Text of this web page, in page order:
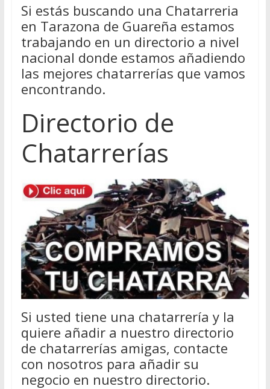
Si estás buscando una Chatarreria
en Tarazona de Guareña estamos
trabajando en un directorio a nivel
nacional donde estamos añadiendo
las mejores chatarrerías que vamos
encontrando.
Directorio de
Chatarrerías
Si usted tiene una chatarrería y la
quiere añadir a nuestro directorio
de chatarrerías amigas, contacte
con nosotros para añadir su
negocio en nuestro directorio.